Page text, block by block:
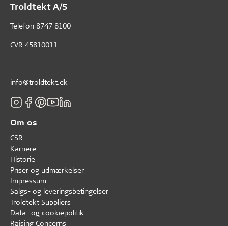
Troldtekt A/S
Telefon 8747 8100
CVR 45810011
info@troldtekt.dk
Om os
CSR
Karriere
Historie
Priser og udmærkelser
Impressum
Salgs- og leveringsbetingelser
Troldtekt Suppliers
Data- og cookiepolitik
Raising Concerns